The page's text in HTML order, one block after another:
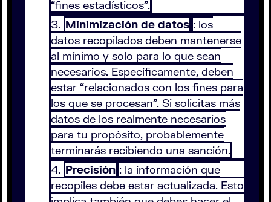
“fines estadísticos”.
Minimización de datos : los
datos recopilados deben mantenerse
al mínimo y solo para lo que sean
necesarios. Específicamente, deben
estar “relacionados con los fines para
los que se procesan”. Si solicitas más
datos de los realmente necesarios
para tu propósito, probablemente
terminarás recibiendo una sanción.
Precisión : la información que
recopiles debe estar actualizada. Esto